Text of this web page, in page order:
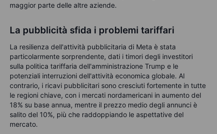
maggior parte delle altre aziende.
La pubblicità sfida i problemi tariffari
La resilienza dell'attività pubblicitaria di Meta è stata
particolarmente sorprendente, dati i timori degli investitori
sulla politica tariffaria dell'amministrazione Trump e le
potenziali interruzioni dell'attività economica globale. Al
contrario, i ricavi pubblicitari sono cresciuti fortemente in tutte
le regioni chiave, con i mercati nordamericani in aumento del
18% su base annua, mentre il prezzo medio degli annunci è
salito del 10%, più che raddoppiando le aspettative del
mercato.